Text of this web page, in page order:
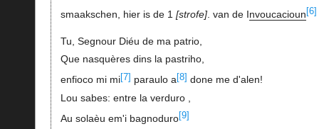
smaakschen, hier is de 1 strofe . van de Invoucacioun [6]
Tu, Segnour Diéu de ma patrio,
Que nasquères dins la pastriho,
enfioco mi mi[7] paraulo a[8] done me d'alen!
Lou sabes: entre la verduro ,
Au solaèu em'i bagnoduro[9]